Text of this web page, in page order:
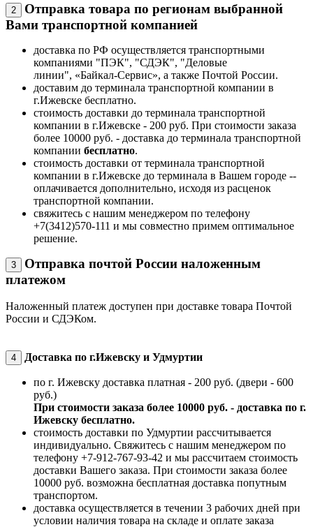
2
Отправка товара по регионам выбранной
Вами транспортной компанией
доставка по РФ осуществляется транспортными
компаниями "ПЭК", "СДЭК", "Деловые
линии", «Байкал-Сервис», а также Почтой России.
доставим до терминала транспортной компании в
г.Ижевске бесплатно.
стоимость доставки до терминала транспортной
компании в г.Ижевске - 200 руб. При стоимости заказа
более 10000 руб. - доставка до терминала транспортной
компании бесплатно.
стоимость доставки от терминала транспортной
компании в г.Ижевске до терминала в Вашем городе --
оплачивается дополнительно, исходя из расценок
транспортной компании.
свяжитесь с нашим менеджером по телефону
+7(3412)570-111 и мы совместно примем оптимальное
решение.
3
Отправка почтой России наложенным
платежом
Наложенный платеж доступен при доставке товара Почтой
России и СДЭКом.
4 Доставка по г.Ижевску и Удмуртии
по г. Ижевску доставка платная - 200 руб. (двери - 600
руб.)
При стоимости заказа более 10000 руб. - доставка по г.
Ижевску бесплатно.
стоимость доставки по Удмуртии рассчитывается
индивидуально. Свяжитесь с нашим менеджером по
телефону +7-912-767-93-42 и мы рассчитаем стоимость
доставки Вашего заказа. При стоимости заказа более
10000 руб. возможна бесплатная доставка попутным
транспортом.
доставка осуществляется в течении 3 рабочих дней при
условии наличия товара на складе и оплате заказа